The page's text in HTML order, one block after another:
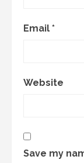
Email *
Website
Save my